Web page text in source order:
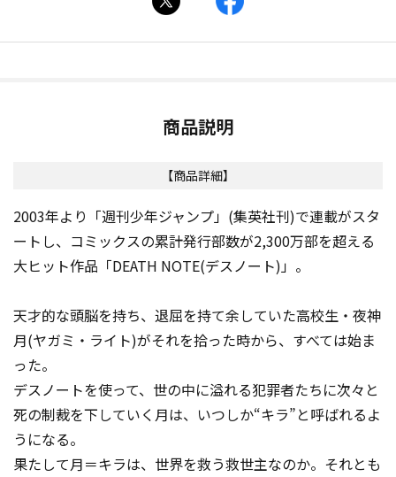
商品説明
【商品詳細】
2003年より「週刊少年ジャンプ」(集英社刊)で連載がスタ
ートし、コミックスの累計発行部数が2,300万部を超える
大ヒット作品「DEATH NOTE(デスノート)」。
天才的な頭脳を持ち、退屈を持て余していた高校生・夜神
月(ヤガミ・ライト)がそれを拾った時から、すべては始ま
った。
デスノートを使って、世の中に溢れる犯罪者たちに次々と
死の制裁を下していく月は、いつしか“キラ”と呼ばれるよ
うになる。
果たして月＝キラは、世界を救う救世主なのか。それとも